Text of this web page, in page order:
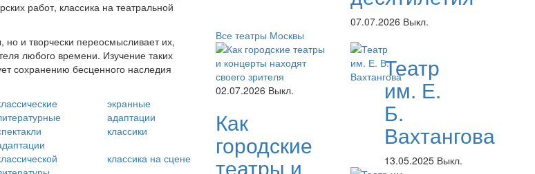
работ, классика на театральной
но и творчески переосмысливает их,
любого времени. Изучение таких
сохранению бесценного наследия
экранные
адаптации
классики
классика на сцене
07.07.2026 Выкл.
Все театры Москвы
02.07.2026 Выкл.
Как
городские
театры и
Театр
им. Е.
Б.
Вахтангова
13.05.2025 Выкл.